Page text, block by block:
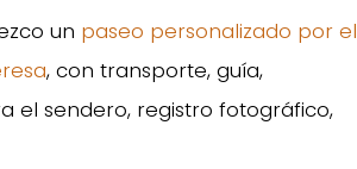
un paseo personalizado por el
, con transporte, guía,
el sendero, registro fotográfico,